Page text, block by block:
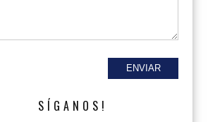
SÍGANOS!